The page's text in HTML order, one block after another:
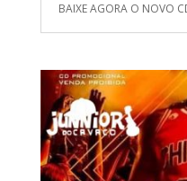
BAIXE AGORA O NOVO